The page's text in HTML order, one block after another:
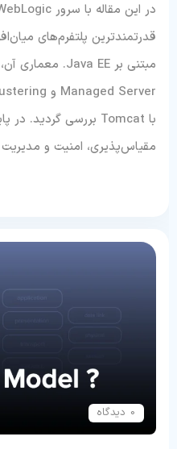
قدرتمندترین پلتفرم‌های
مقیاس‌پذیری، امنیت و
0 دیدگاه